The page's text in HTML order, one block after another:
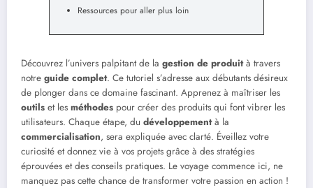
Ressources pour aller plus loin
Découvrez l’univers palpitant de la gestion de produità travers
notre guide complet. Ce tutoriel s’adresse aux débutants désireux
de plonger dans ce domaine fascinant. Apprenez à maîtriser les
outils et les méthodes pour créer des produits qui font vibrer les
utilisateurs. Chaque étape, du développementà la
commercialisation, sera expliquée avec clarté. Éveillez votre
curiosité et donnez vie à vos projets grâce à des stratégies
éprouvées et des conseils pratiques. Le voyage commence ici, ne
manquez pas cette chance de transformer votre passion en action !